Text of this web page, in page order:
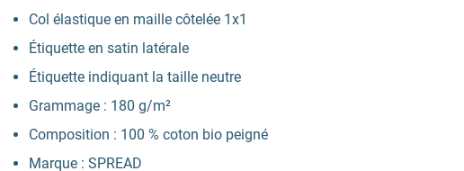
Col élastique en maille côtelée 1x1
Étiquette en satin latérale
Étiquette indiquant la taille neutre
Grammage : 180 g/m²
Composition : 100 % coton bio peigné
Marque : SPREAD